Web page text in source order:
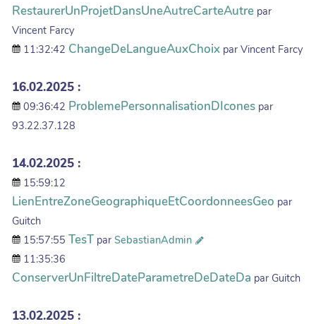
RestaurerUnProjetDansUneAutreCarteAutre par
Vincent Farcy
11:32:42 ChangeDeLangueAuxChoix par Vincent Farcy
16.02.2025 :
09:36:42 ProblemePersonnalisationDIcones par
93.22.37.128
14.02.2025 :
15:59:12
LienEntreZoneGeographiqueEtCoordonneesGeo par
Guitch
15:57:55 TesT par SebastianAdmin
11:35:36
ConserverUnFiltreDateParametreDeDateDa par Guitch
13.02.2025 :